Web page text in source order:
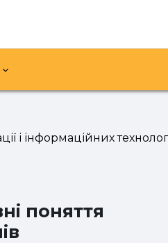
і інформаційних
поняття